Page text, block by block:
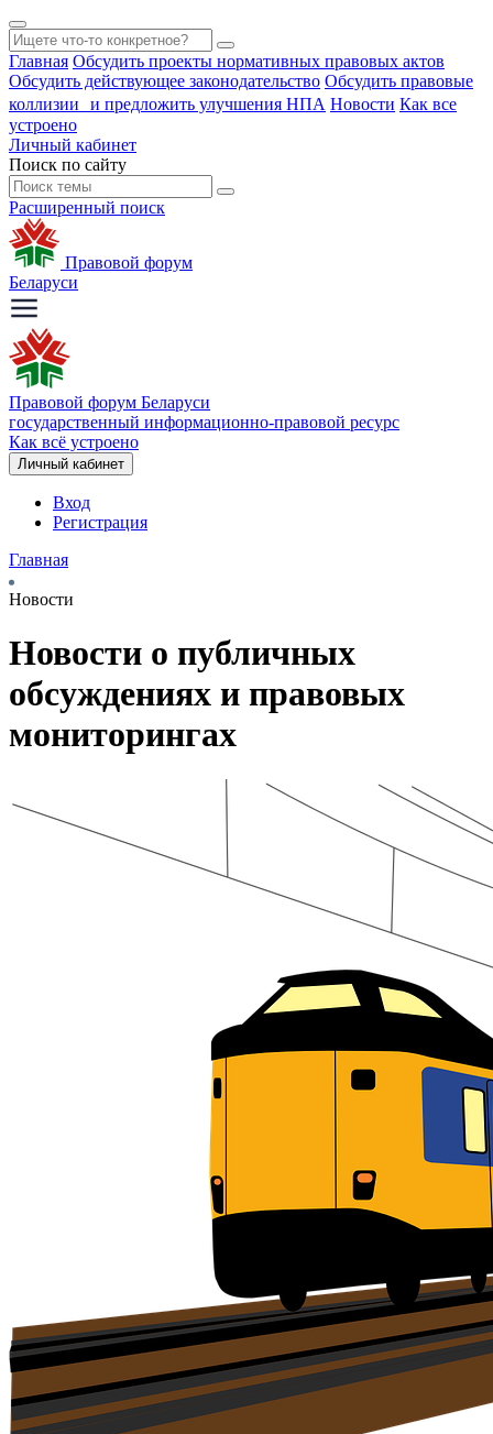
Главная Обсудить проекты нормативных правовых актов
Обсудить действующее законодательство Обсудить правовые
коллизии и предложить улучшения НПА Новости Как все
устроено
Личный кабинет
Поиск по сайту
Расширенный поиск
Правовой форум
Беларуси
Правовой форум Беларуси
государственный информационно-правовой ресурс
Как всё устроено
Личный кабинет
Вход
Регистрация
Главная
Новости
Новости о публичных
обсуждениях и правовых
мониторингах